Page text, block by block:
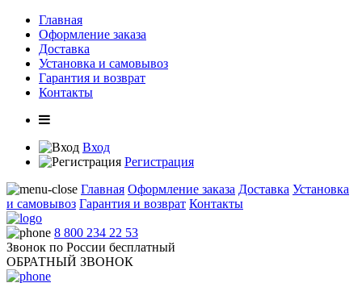
Главная
Оформление заказа
Доставка
Установка и самовывоз
Гарантия и возврат
Контакты
Вход
Регистрация
Главная Оформление заказа Доставка Установка
и самовывоз Гарантия и возврат Контакты
8 800 234 22 53
Звонок по России бесплатный
ОБРАТНЫЙ ЗВОНОК